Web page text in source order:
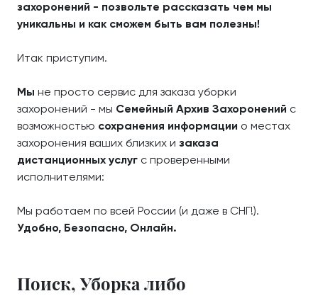
захоронений - позвольте рассказать чем мы
уникальны и как сможем быть вам полезны!
Итак приступим.
Мы не просто сервис для заказа уборки
захоронений - мы Семейный Архив Захоронений с
возможностью сохранения информации о местах
захоронения ваших близких и заказа
дистанционных услуг с проверенными
исполнителями:
Мы работаем по всей России (и даже в СНГ!).
Удобно, Безопасно, Онлайн.
Поиск, Уборка либо